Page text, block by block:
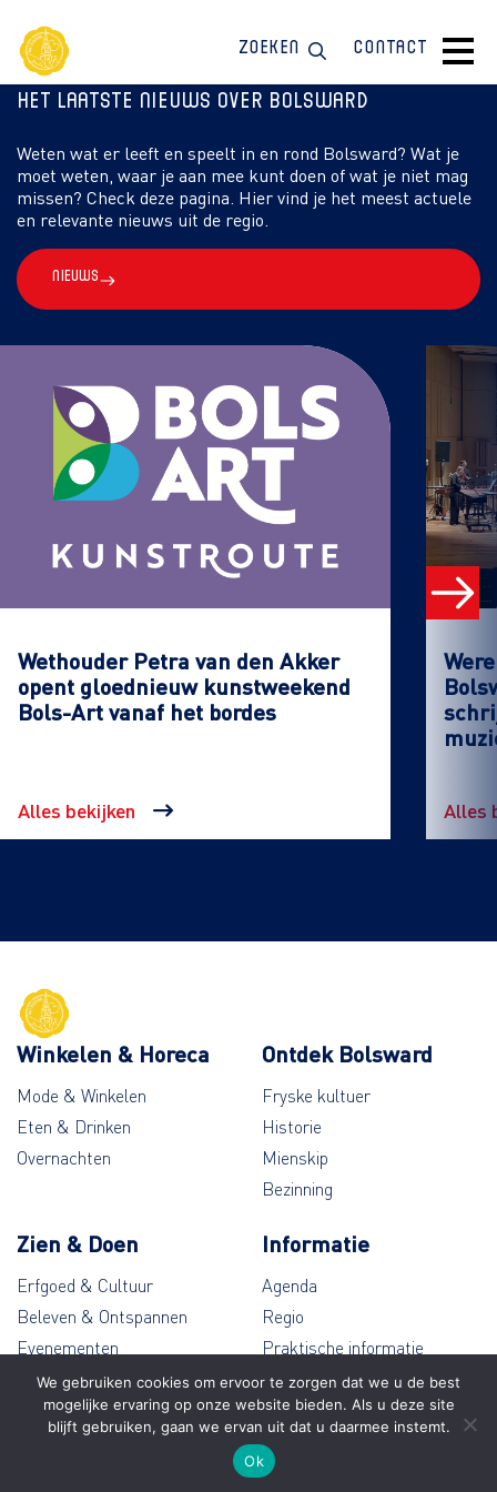
Zoeken Contact
Het laatste nieuws over Bolsward
Weten wat er leeft en speelt in en rond Bolsward? Wat je
moet weten, waar je aan mee kunt doen of wat je niet mag
missen? Check deze pagina. Hier vind je het meest actuele
en relevante nieuws uit de regio.
Nieuws
Wethouder Petra van den Akker
opent gloednieuw kunstweekend
Bols-Art vanaf het bordes
Alles bekijken Alles
Winkelen & Horeca
Mode & Winkelen
Eten & Drinken
Overnachten
Ontdek Bolsward
Fryske kultuer
Historie
Mienskip
Bezinning
Zien & Doen
Erfgoed & Cultuur
Beleven & Ontspannen
Evenementen
Wandelen & Fietsen
Informatie
Agenda
Regio
Praktische informatie
Contact
We gebruiken cookies om ervoor te zorgen dat we u de best
mogelijke ervaring op onze website bieden. Als u deze site
blijft gebruiken, gaan we ervan uit dat u daarmee instemt.
Ok